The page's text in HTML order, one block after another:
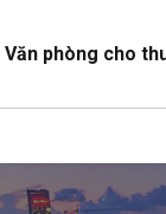
Văn phòng cho